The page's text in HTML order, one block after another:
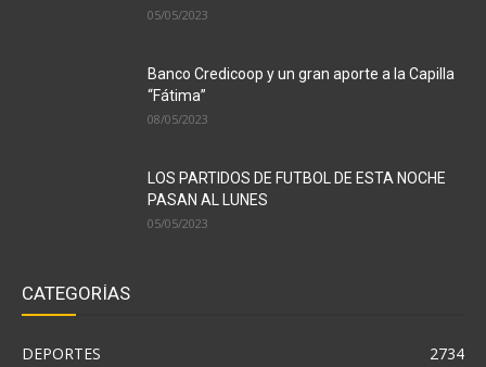
05/05/2023
Banco Credicoop y un gran aporte a la Capilla
“Fátima”
08/05/2023
LOS PARTIDOS DE FUTBOL DE ESTA NOCHE
PASAN AL LUNES
05/05/2023
CATEGORÍAS
DEPORTES 2734